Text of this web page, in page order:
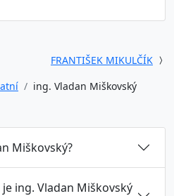
FRANTIŠEK MIKULČÍK
ing. Vladan Miškovský
Miškovský?
ing. Vladan Miškovský